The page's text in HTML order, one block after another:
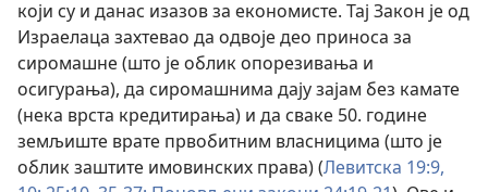
који су и данас изазов за економисте. Тај Закон је од
Израелаца захтевао да одвоје део приноса за
сиромашне (што је облик опорезивања и
осигурања), да сиромашнима дају зајам без камате
(нека врста кредитирања) и да сваке 50. године
земљиште врате првобитним власницима (што је
облик заштите имовинских права) (Левитска 19:9,